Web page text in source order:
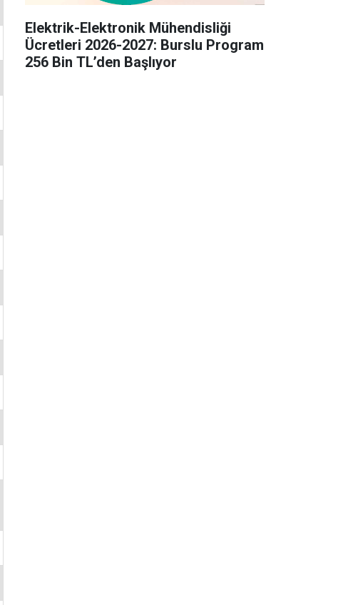
Elektrik-Elektronik Mühendisliği
Ücretleri 2026-2027: Burslu Program
256 Bin TL’den Başlıyor